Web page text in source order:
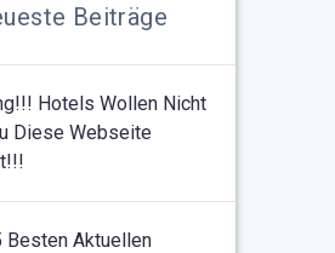
Beiträge
Hotels Wollen Nicht
Diese Webseite
Besten Aktuellen